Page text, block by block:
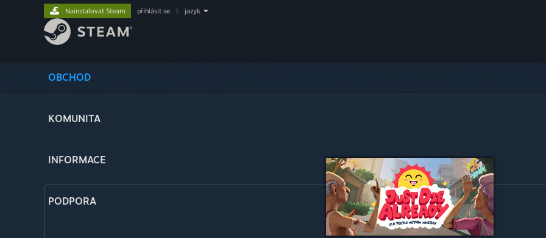
OBCHOD
KOMUNITA
INFORMACE
PODPORA
Nainstalovat Steam přihlásit se jazyk